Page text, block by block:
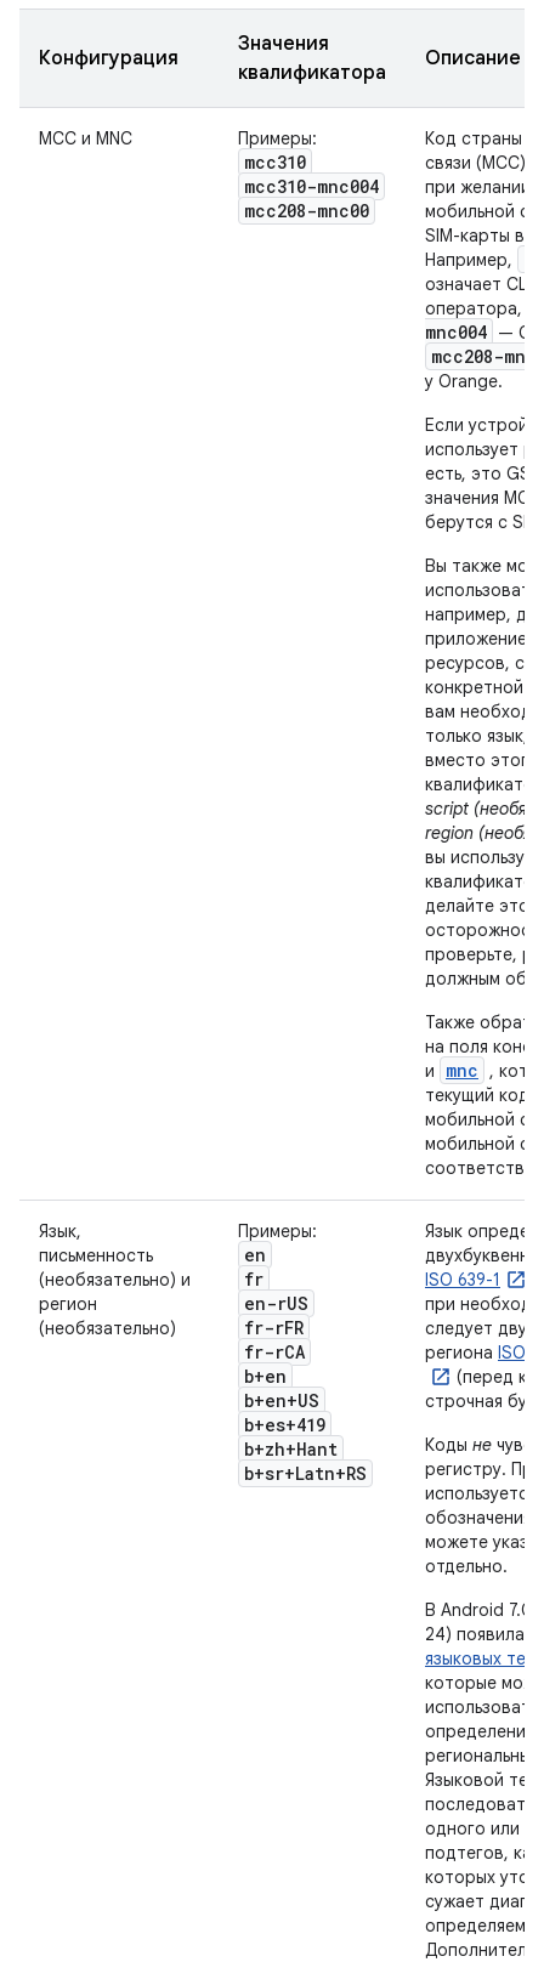
Конфигурация
Значения
квалификатора
Описание
MCC и MNC Примеры:
mcc310
mcc310-mnc004
mcc208-mnc00
Код страны
связи (MCC),
при желании,
мобильной
SIM-карты в
Например,
означает
оператора,
mnc004 —
mcc208-
у Orange.
Если
использует
есть, это
значения
берутся с
Вы также
использовать
например,
приложение
ресурсов,
конкретной
вам
только язык,
вместо этого
script
region
вы
делайте это с
проверьте,
должным
Также
на поля
и
mnc
,
текущий код
мобильной
мобильной
Язык,
письменность
(необязательно) и
регион
(необязательно)
Примеры:
en
fr
en-rUS
fr-rFR
fr-rCA
b+en
b+en+US
b+es+419
b+zh+Hant
b+sr+Latn+RS
Язык
ISO 639-1
при
следует
региона ISO
(перед
строчная
Коды не
регистру.
используется
обозначения
можете
отдельно.
В Android 7.0
24)
языковых
которые
использовать
определения
Языковой тег
одного или
подтегов,
которых
сужает